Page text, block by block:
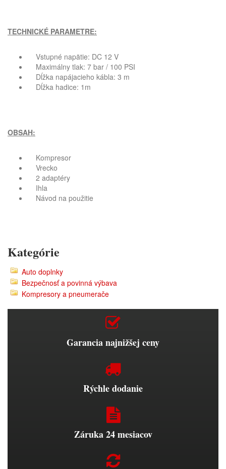
TECHNICKÉ PARAMETRE:
Vstupné napätie: DC 12 V
Maximálny tlak: 7 bar / 100 PSI
Dĺžka napájacieho kábla: 3 m
Dĺžka hadice: 1m
OBSAH:
Kompresor
Vrecko
2 adaptéry
Ihla
Návod na použitie
Kategórie
Auto doplnky
Bezpečnosť a povinná výbava
Kompresory a pneumerače
Garancia najnižšej ceny
Rýchle dodanie
Záruka 24 mesiacov